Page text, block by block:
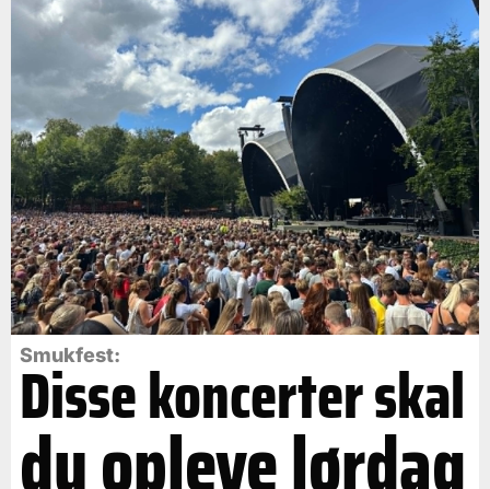
Smukfest:
Disse koncerter skal
du opleve lørdag